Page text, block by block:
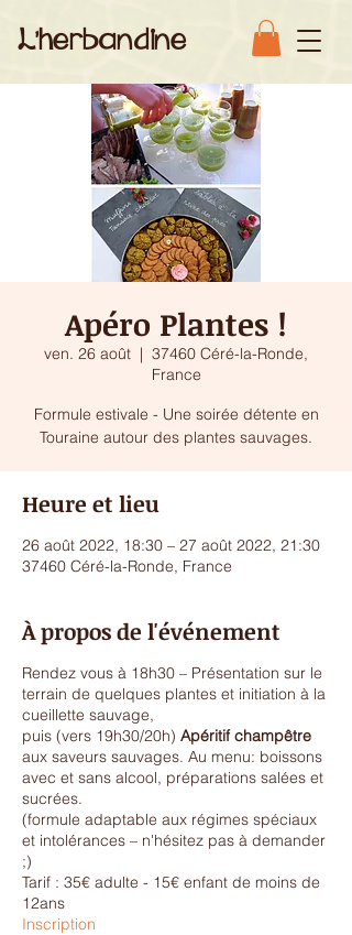
L'herbandine
Apéro Plantes !
ven. 26 août
  |
37460 Céré-la-Ronde,
France
Formule estivale - Une soirée détente en
Touraine autour des plantes sauvages.
Heure et lieu
26 août 2022, 18:30 – 27 août 2022, 21:30
37460 Céré-la-Ronde, France
À propos de l'événement
Rendez vous à 18h30 – Présentation sur le
terrain de quelques plantes et initiation à la
cueillette sauvage,
puis (vers 19h30/20h) Apéritif champêtre
aux saveurs sauvages. Au menu: boissons
avec et sans alcool, préparations salées et
sucrées.
(formule adaptable aux régimes spéciaux
et intolérances – n'hésitez pas à demander
;)
Tarif : 35€ adulte - 15€ enfant de moins de
12ans
Inscription